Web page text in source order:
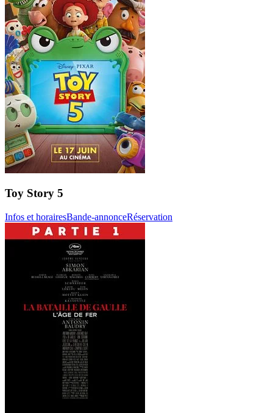
Toy Story 5
Infos et horairesBande-annonceRéservation